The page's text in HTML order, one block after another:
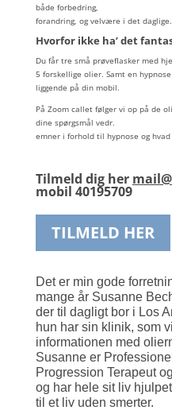
både forbedring,
forandring, og velvære i det daglige.
Hvorfor ikke ha’ det
Du får tre små prøveflasker med
5 forskellige olier. Samt en
liggende på din mobil.
På Zoom callet følger vi op på de
dine spørgsmål vedr.
emner i forhold til hypnose og
Tilmeld dig her
mobil 40195709
TILMELD HER
Det er min gode
mange år Susanne
der til dagligt bor i Los
hun har sin klinik, som
informationen med
Susanne er
Progression Terapeut
og har hele sit liv
til et liv uden smerter.